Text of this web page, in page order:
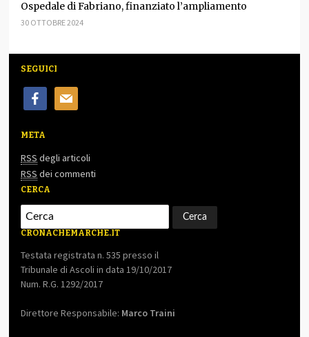
Ospedale di Fabriano, finanziato l’ampliamento
30 OTTOBRE 2024
SEGUICI
facebookmail
META
RSS degli articoli
RSS dei commenti
CERCA
CRONACHEMARCHE.IT
Testata registrata n. 535 presso il
Tribunale di Ascoli in data 19/10/2017
Num. R.G. 1292/2017
Direttore Responsabile: Marco Traini